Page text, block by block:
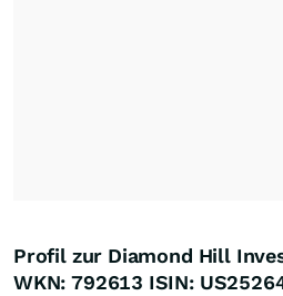
Profil zur Diamond Hill
WKN: 792613 ISIN: